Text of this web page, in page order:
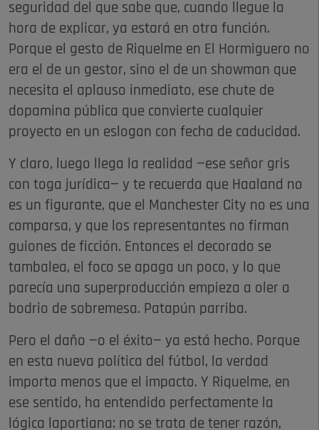
seguridad del que sabe que, cuando llegue la
hora de explicar, ya estará en otra función.
Porque el gesto de Riquelme en El Hormiguero no
era el de un gestor, sino el de un showman que
necesita el aplauso inmediato, ese chute de
dopamina pública que convierte cualquier
proyecto en un eslogan con fecha de caducidad.
Y claro, luego llega la realidad —ese señor gris
con toga jurídica— y te recuerda que Haaland no
es un figurante, que el Manchester City no es una
comparsa, y que los representantes no firman
guiones de ficción. Entonces el decorado se
tambalea, el foco se apaga un poco, y lo que
parecía una superproducción empieza a oler a
bodrio de sobremesa. Patapún parriba.
Pero el daño —o el éxito— ya está hecho. Porque
en esta nueva política del fútbol, la verdad
importa menos que el impacto. Y Riquelme, en
ese sentido, ha entendido perfectamente la
lógica laportiana: no se trata de tener razón,